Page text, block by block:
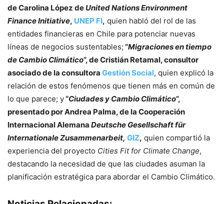
de Carolina López de United Nations Environment
Finance Initiative, UNEP FI, quien habló del rol de las
entidades financieras en Chile para potenciar nuevas
líneas de negocios sustentables; “Migraciones en tiempo
de Cambio Climático”, de Cristián Retamal, consultor
asociado de la consultora Gestión Social, quien explicó la
relación de estos fenómenos que tienen más en común de
lo que parece; y“Ciudades y Cambio Climático”,
presentado por Andrea Palma, de la Cooperación
Internacional Alemana Deutsche Gesellschaft für
Internationale Zusammenarbeit, GIZ, quien compartió la
experiencia del proyecto Cities Fit for Climate Change,
destacando la necesidad de que las ciudades asuman la
planificación estratégica para abordar el Cambio Climático.